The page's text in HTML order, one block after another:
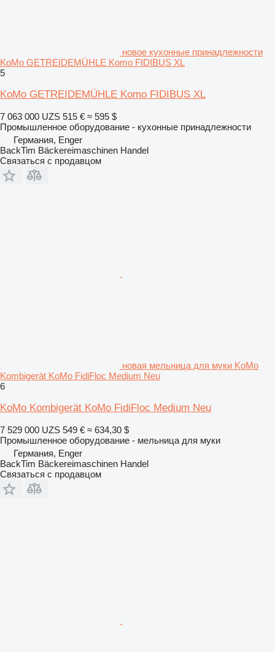
новое кухонные принадлежности
KoMo GETREIDEMÜHLE Komo FIDIBUS XL
5
KoMo GETREIDEMÜHLE Komo FIDIBUS XL
7 063 000 UZS 515 € ≈ 595 $
Промышленное оборудование - кухонные принадлежности
Германия, Enger
BackTim Bäckereimaschinen Handel
Связаться с продавцом
новая мельница для муки KoMo
Kombigerät KoMo FidiFloc Medium Neu
6
KoMo Kombigerät KoMo FidiFloc Medium Neu
7 529 000 UZS 549 € ≈ 634,30 $
Промышленное оборудование - мельница для муки
Германия, Enger
BackTim Bäckereimaschinen Handel
Связаться с продавцом